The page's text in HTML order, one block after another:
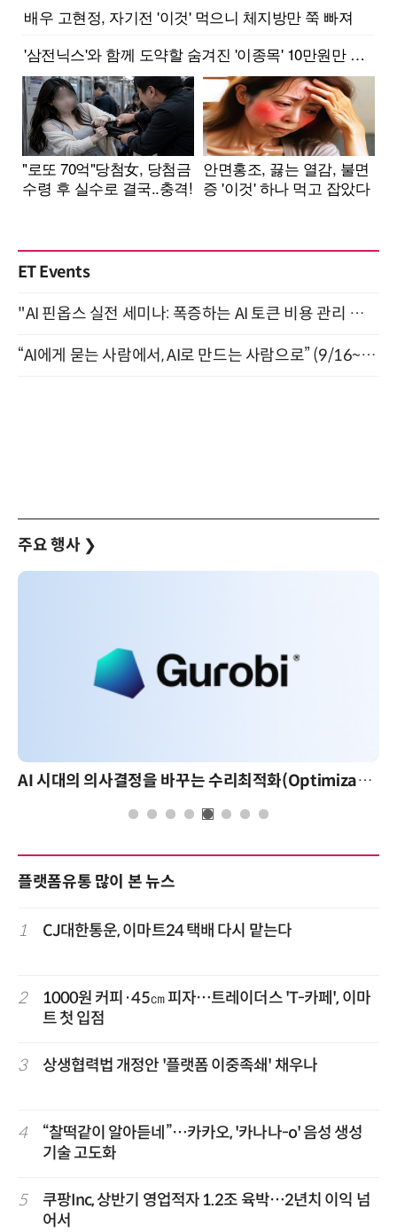
ET Events
"AI 핀옵스 실전 세미나: 폭증하는 AI 토큰 비용 관리 전략" 8월 21일 개최
“AI에게 묻는 사람에서, AI로 만드는 사람으로” (9/16~17)
주요 행사 ❯
AI 시대의 의사결정을 바꾸는 수리최적화(Optimization): 실제 산업 적용 사례와 활용 전략
플랫폼유통 많이 본 뉴스
1 CJ대한통운, 이마트24 택배 다시 맡는다
2
1000원 커피·45㎝ 피자…트레이더스 'T-카페', 이마
트 첫 입점
3 상생협력법 개정안 '플랫폼 이중족쇄' 채우나
4
“찰떡같이 알아듣네”…카카오, '카나나-o' 음성 생성
기술 고도화
5
쿠팡Inc, 상반기 영업적자 1.2조 육박…2년치 이익 넘
어서